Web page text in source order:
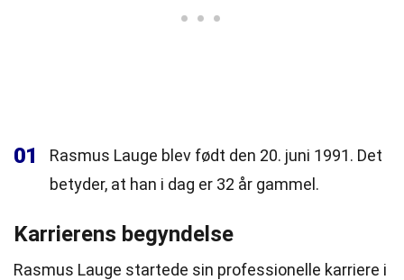
01
Rasmus Lauge blev født den 20. juni 1991. Det
betyder, at han i dag er 32 år gammel.
Karrierens begyndelse
Rasmus Lauge startede sin professionelle karriere i